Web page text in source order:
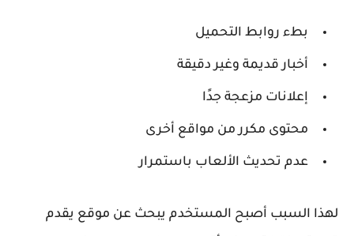
بطء روابط التحميل
أخبار قديمة وغير دقيقة
إعلانات مزعجة جدًا
محتوى مكرر من مواقع أخرى
عدم تحديث الألعاب باستمرار
لهذا السبب أصبح المستخدم يبحث عن موقع يقدم